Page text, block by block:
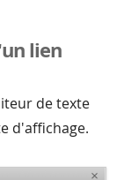
lien
de texte
d'affichage.